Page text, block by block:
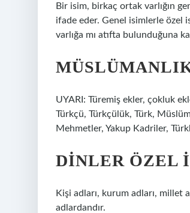
Bir isim, birkaç ortak varlığın
ifade eder. Genel isimlerle özel
varlığa mı atıfta bulunduğuna
UYARI: Türemiş ekler, çokluk
Türkçü, Türkçülük, Türk,
Mehmetler, Yakup Kadriler,
DINLER ÖZEL
Kişi adları, kurum adları, millet
adlardandır.